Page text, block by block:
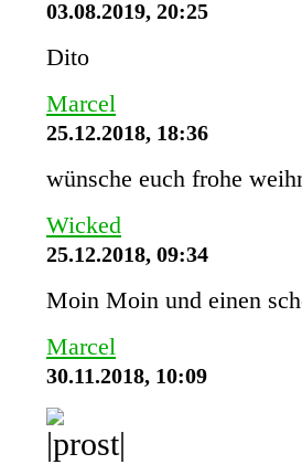
03.08.2019, 20:25
Dito
Marcel
25.12.2018, 18:36
wünsche euch frohe
Wicked
25.12.2018, 09:34
Moin Moin und einen
Marcel
30.11.2018, 10:09